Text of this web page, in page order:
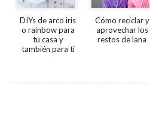
DIYs de arco iris
o rainbow para
tu casa y
también para ti
Cómo reciclar y
aprovechar los
restos de lana